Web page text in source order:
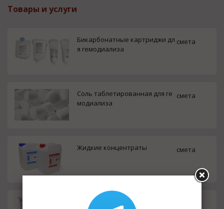
Товары и услуги
Бикарбонатные картриджи дл
я гемодиализа
смета
Cоль таблетированная для ге
модиализа
смета
Жидкие концентраты смета
Ацетатный концентрат сухой